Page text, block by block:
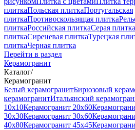
плиткаПольская плиткаПортугальская
плиткаПротивоскользящая плитка
плиткаРоссийская плиткаСерая плитка
плиткаСиреневая плиткаТурецкая
плиткаЧерная плитка
Перейти в раздел
Керамогранит
Каталог/
Керамогранит
Белый керамогранитБирюзовый
керамогранитИтальянский
10x10Керамогранит 20x60
30x30Керамогранит 30x60
40x80Керамогранит 45x45